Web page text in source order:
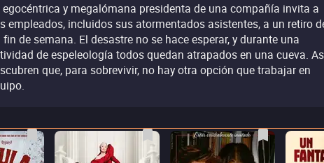
egocéntrica y megalómana presidenta de una compañía invita a
empleados, incluidos sus atormentados asistentes, a un retiro
fin de semana. El desastre no se hace esperar, y durante una
de espeleología todos quedan atrapados en una cueva.
que, para sobrevivir, no hay otra opción que trabajar en